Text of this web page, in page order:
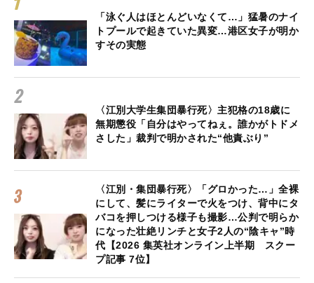
「泳ぐ人はほとんどいなくて…」猛暑のナイ
トプールで起きていた異変…港区女子が明か
すその実態
〈江別大学生集団暴行死〉主犯格の18歳に
無期懲役「自分はやってねぇ。誰かがトドメ
さした」裁判で明かされた“他責ぶり”
〈江別・集団暴行死〉「グロかった…」全裸
にして、髪にライターで火をつけ、背中にタ
バコを押しつける様子も撮影…公判で明らか
になった壮絶リンチと女子2人の“陰キャ”時
代【2026 集英社オンライン上半期 スクー
プ記事 7位】